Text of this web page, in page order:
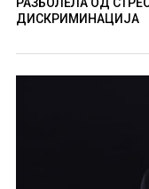
ДИСКРИМИНАЦИЈА